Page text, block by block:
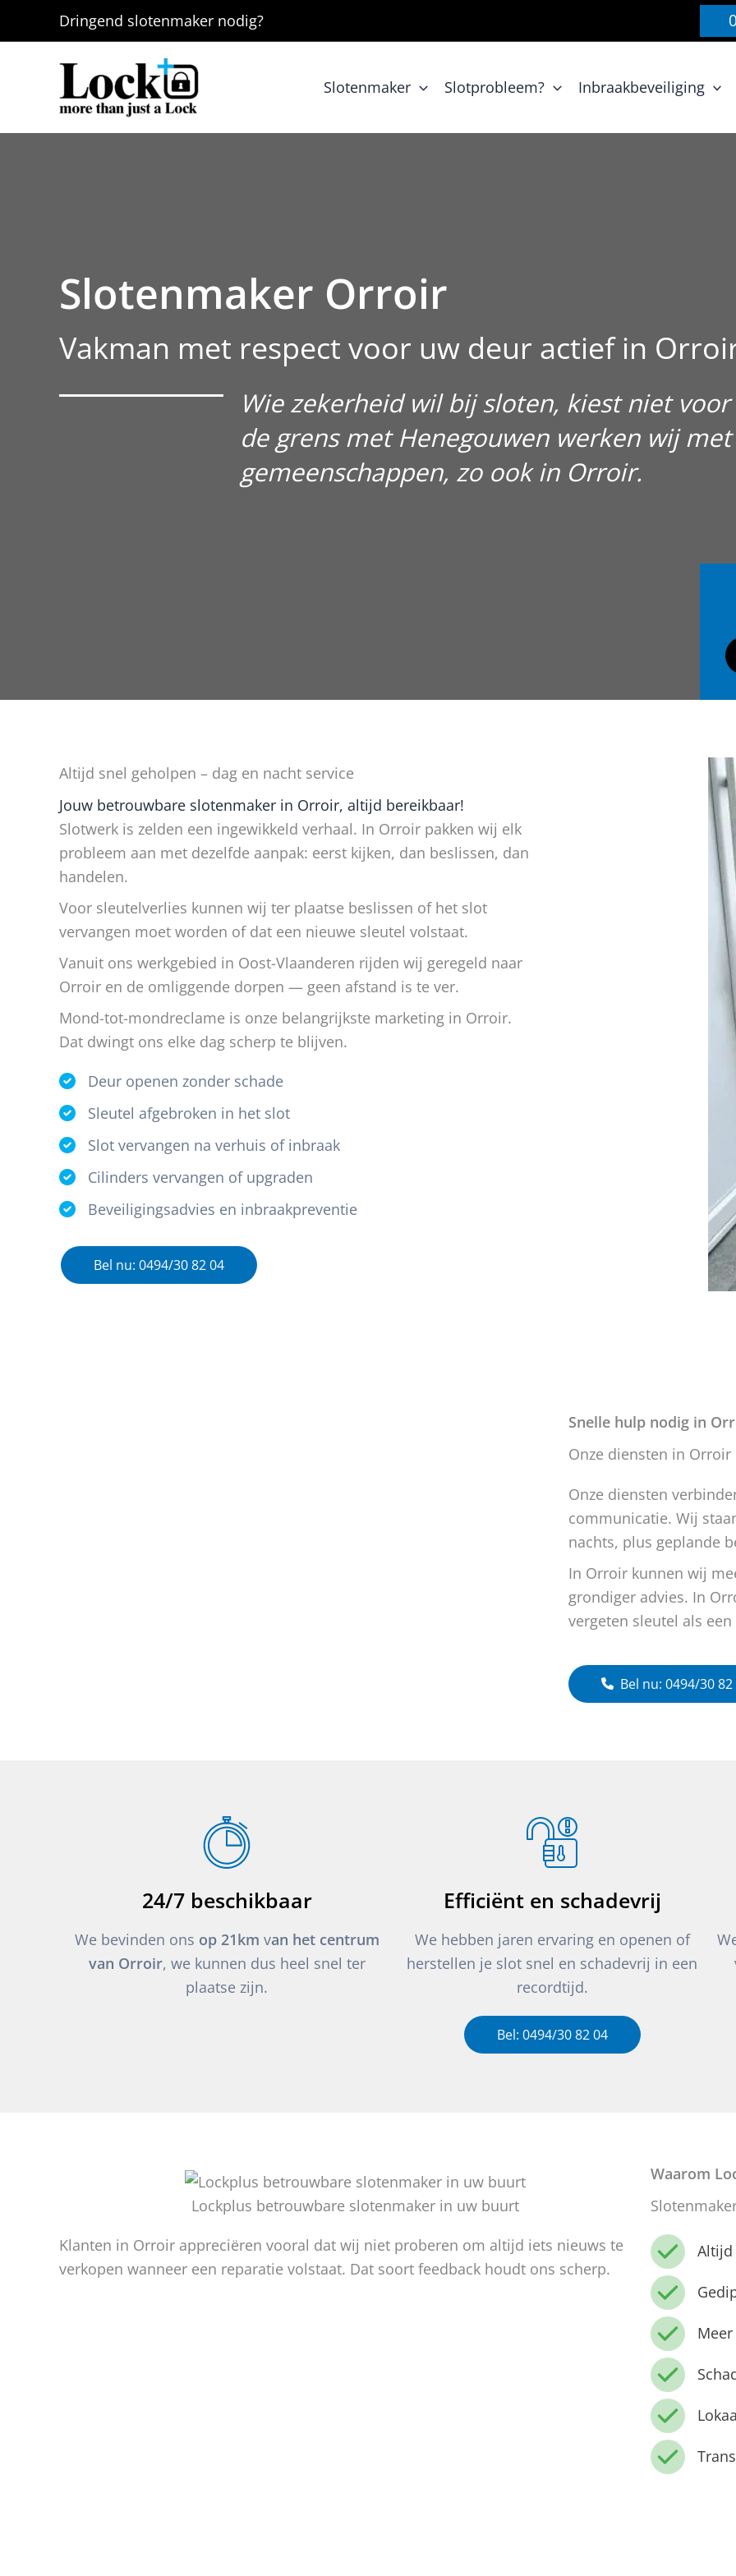
Dringend slotenmaker nodig?
Slotenmaker Slotprobleem? Inbraakbeveiliging
Slotenmaker Orroir
Vakman met respect voor uw deur actief in
Wie zekerheid wil bij sloten, kiest niet
de grens met Henegouwen werken wij
gemeenschappen, zo ook in Orroir.
Altijd snel geholpen – dag en nacht service
Jouw betrouwbare slotenmaker in Orroir, altijd bereikbaar!
Slotwerk is zelden een ingewikkeld verhaal. In Orroir pakken wij elk
probleem aan met dezelfde aanpak: eerst kijken, dan beslissen, dan
handelen.
Voor sleutelverlies kunnen wij ter plaatse beslissen of het slot
vervangen moet worden of dat een nieuwe sleutel volstaat.
Vanuit ons werkgebied in Oost-Vlaanderen rijden wij geregeld naar
Orroir en de omliggende dorpen — geen afstand is te ver.
Mond-tot-mondreclame is onze belangrijkste marketing in Orroir.
Dat dwingt ons elke dag scherp te blijven.
Deur openen zonder schade
Sleutel afgebroken in het slot
Slot vervangen na verhuis of inbraak
Cilinders vervangen of upgraden
Beveiligingsadvies en inbraakpreventie
Bel nu: 0494/30 82 04
Snelle hulp nodig in
Onze diensten in Orroir
Onze diensten
communicatie. Wij
nachts, plus geplande
In Orroir kunnen wij
grondiger advies. In
vergeten sleutel als
Bel nu: 0494/30 82
24/7 beschikbaar
We bevinden ons op 21km van het centrum
van Orroir, we kunnen dus heel snel ter
plaatse zijn.
Efficiënt en schadevrij
We hebben jaren ervaring en openen of
herstellen je slot snel en schadevrij in een
recordtijd.
Bel: 0494/30 82 04
Lockplus betrouwbare slotenmaker in uw buurt
Klanten in Orroir appreciëren vooral dat wij niet proberen om altijd iets nieuws te
verkopen wanneer een reparatie volstaat. Dat soort feedback houdt ons scherp.
Waarom
Altijd